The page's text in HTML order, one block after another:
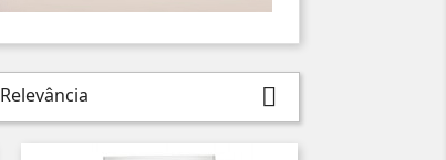
Relevância 